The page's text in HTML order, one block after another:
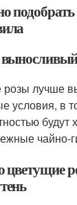
розы лучше
условия, в
будут
чайно-
цветущие